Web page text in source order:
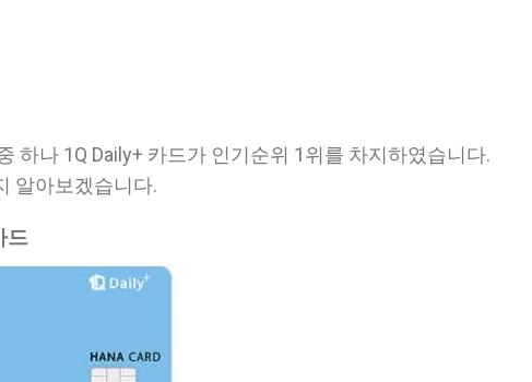
하나 1Q Daily+ 카드가 인기순위 1위를 차지하였습니다.
알아보겠습니다.
드